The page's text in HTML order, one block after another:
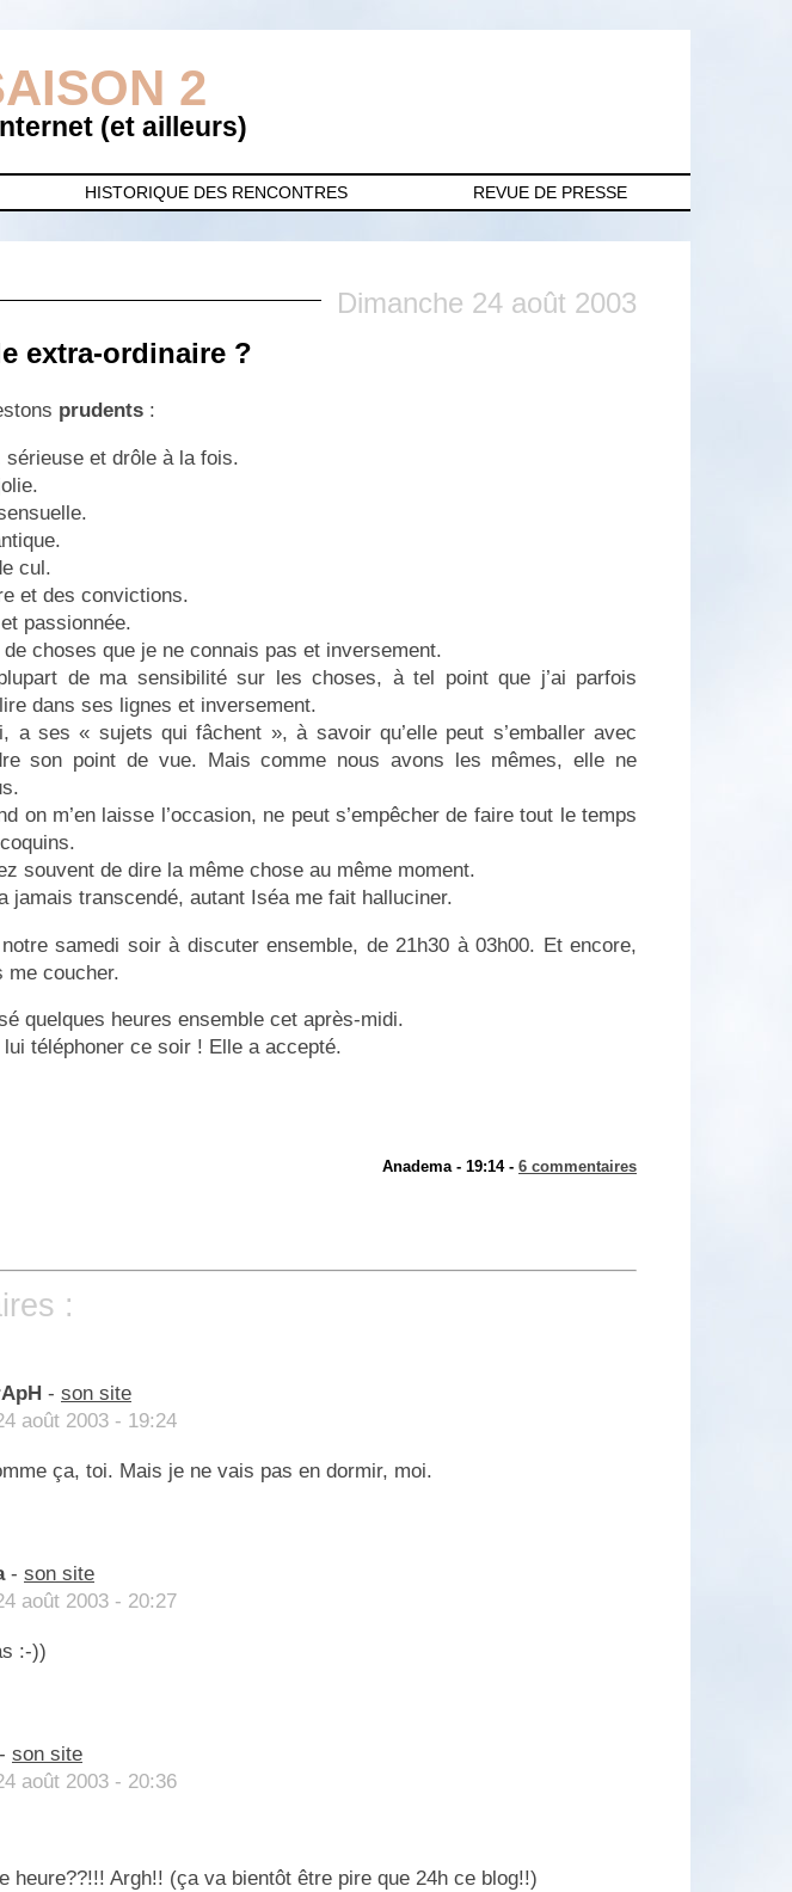
2
(et ailleurs)
HISTORIQUE DES RENCONTRES REVUE DE PRESSE
Dimanche 24 août 2003
extra-ordinaire ?
prudents :
et drôle à la fois.
cul.
et des convictions.
passionnée.
choses que je ne connais pas et inversement.
de ma sensibilité sur les choses, à tel point que j’ai parfois
dans ses lignes et inversement.
a ses « sujets qui fâchent », à savoir qu’elle peut s’emballer avec
son point de vue. Mais comme nous avons les mêmes, elle ne
on m’en laisse l’occasion, ne peut s’empêcher de faire tout le temps
souvent de dire la même chose au même moment.
jamais transcendé, autant Iséa me fait halluciner.
samedi soir à discuter ensemble, de 21h30 à 03h00. Et encore,
me coucher.
quelques heures ensemble cet après-midi.
téléphoner ce soir ! Elle a accepté.
Anadema - 19:14 - 6 commentaires
:
- son site
août 2003 - 19:24
ça, toi. Mais je ne vais pas en dormir, moi.
- son site
août 2003 - 20:27
:-))
- son site
août 2003 - 20:36
heure??!!! Argh!! (ça va bientôt être pire que 24h ce blog!!)